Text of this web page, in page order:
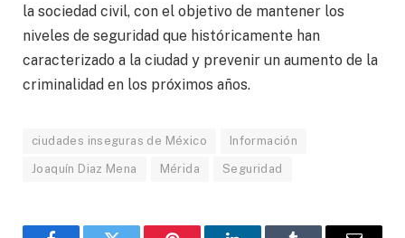
la sociedad civil, con el objetivo de mantener los
niveles de seguridad que históricamente han
caracterizado a la ciudad y prevenir un aumento de la
criminalidad en los próximos años.
ciudades inseguras de México Información
Joaquín Diaz Mena Mérida Seguridad